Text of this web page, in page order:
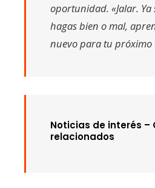
oportunidad. «Jalar. Ya
hagas bien o mal,
nuevo para tu próximo
Noticias de interés –
relacionados